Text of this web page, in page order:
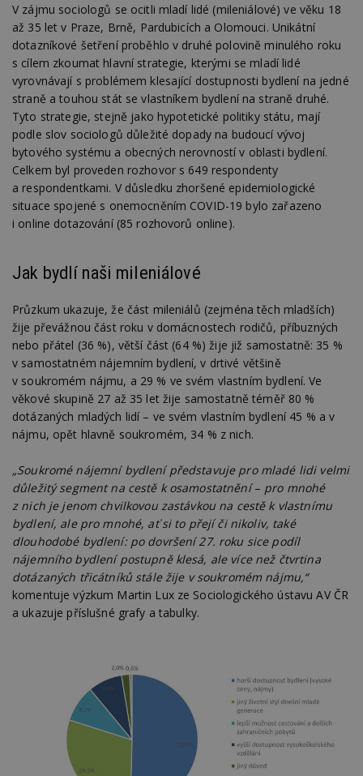
V zájmu sociologů se ocitli mladí lidé (mileniálové) ve věku 18
až 35 let v Praze, Brně, Pardubicích a Olomouci. Unikátní
dotazníkové šetření proběhlo v druhé polovině minulého roku
s cílem zkoumat hlavní strategie, kterými se mladí lidé
vyrovnávají s problémem klesající dostupnosti bydlení na jedné
straně a touhou stát se vlastníkem bydlení na straně druhé.
Tyto strategie, stejně jako hypotetické politiky státu, mají
podle slov sociologů důležité dopady na budoucí vývoj
bytového systému a obecných nerovností v oblasti bydlení.
Celkem byl proveden rozhovor s 649 respondenty
a respondentkami. V důsledku zhoršené epidemiologické
situace spojené s onemocněním COVID-19 bylo zařazeno
i online dotazování (85 rozhovorů online).
Jak bydlí naši mileniálové
Průzkum ukazuje, že část mileniálů (zejména těch mladších)
žije převážnou část roku v domácnostech rodičů, příbuzných
nebo přátel (36 %), větší část (64 %) žije již samostatně: 35 %
v samostatném nájemním bydlení, v drtivé většině
v soukromém nájmu, a 29 % ve svém vlastním bydlení. Ve
věkové skupině 27 až 35 let žije samostatně téměř 80 %
dotázaných mladých lidí – ve svém vlastním bydlení 45 % a v
nájmu, opět hlavně soukromém, 34 % z nich.
„Soukromé nájemní bydlení představuje pro mladé lidi velmi
důležitý segment na cestě k osamostatnění– pro mnohé
z nich je jenom chvilkovou zastávkou na cestě k vlastnímu
bydlení, ale pro mnohé, ať si to přejí či nikoliv, také
dlouhodobé bydlení: po dovršení 27. roku sice podíl
nájemního bydlení postupně klesá, ale více než čtvrtina
dotázaných třicátníků stále žije v soukromém nájmu,“
komentuje výzkum Martin Lux ze Sociologického ústavu AV ČR
a ukazuje příslušné grafy a tabulky.